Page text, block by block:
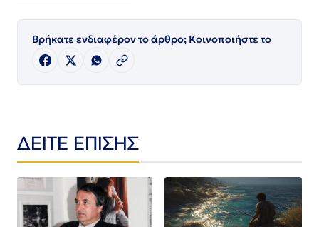
Βρήκατε ενδιαφέρον το άρθρο; Κοινοποιήστε το
ΔΕΙΤΕ ΕΠΙΣΗΣ